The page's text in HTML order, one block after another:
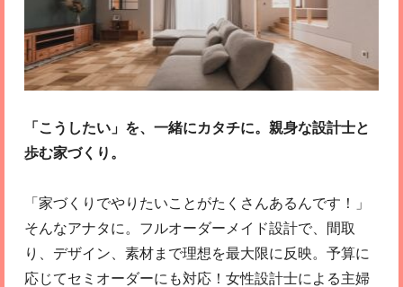
「こうしたい」を、一緒にカタチに。親身な設計士と
歩む家づくり。
「家づくりでやりたいことがたくさんあるんです！」
そんなアナタに。フルオーダーメイド設計で、間取
り、デザイン、素材まで理想を最大限に反映。予算に
応じてセミオーダーにも対応！女性設計士による主婦